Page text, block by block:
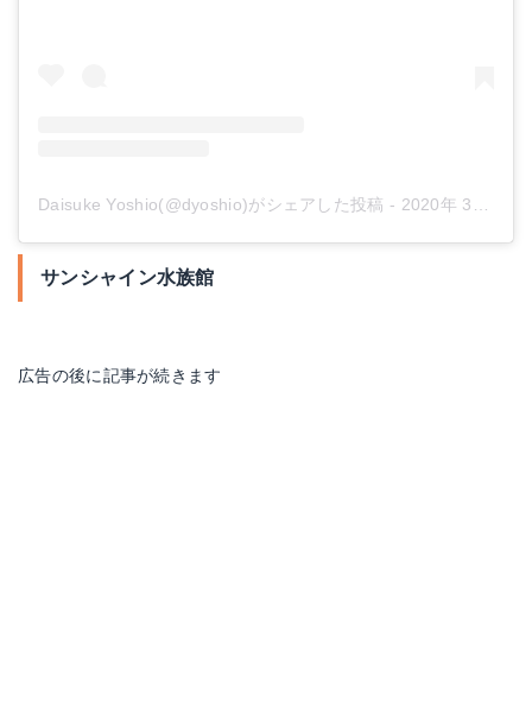
Daisuke Yoshio(@dyoshio)がシェアした投稿 - 2020年 3月月20日午前2時23分PDT
サンシャイン水族館
広告の後に記事が続きます